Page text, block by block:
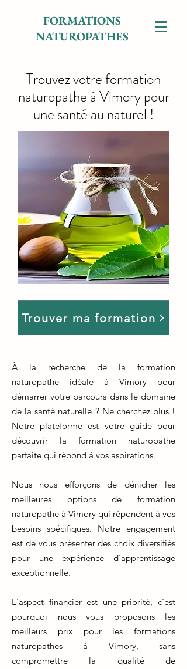
FORMATIONS
NATUROPATHES
Trouvez votre formation
naturopathe à Vimory pour
une santé au naturel !
Trouver ma formation
À la recherche de la formation
naturopathe idéale à Vimory pour
démarrer votre parcours dans le domaine
de la santé naturelle ? Ne cherchez plus !
Notre plateforme est votre guide pour
découvrir la formation naturopathe
parfaite qui répond à vos aspirations.
Nous nous efforçons de dénicher les
meilleures options de formation
naturopathe à Vimory qui répondent à vos
besoins spécifiques. Notre engagement
est de vous présenter des choix diversifiés
pour une expérience d'apprentissage
exceptionnelle.
L'aspect financier est une priorité, c'est
pourquoi nous vous proposons les
meilleurs prix pour les formations
naturopathes à Vimory, sans
compromettre la qualité de